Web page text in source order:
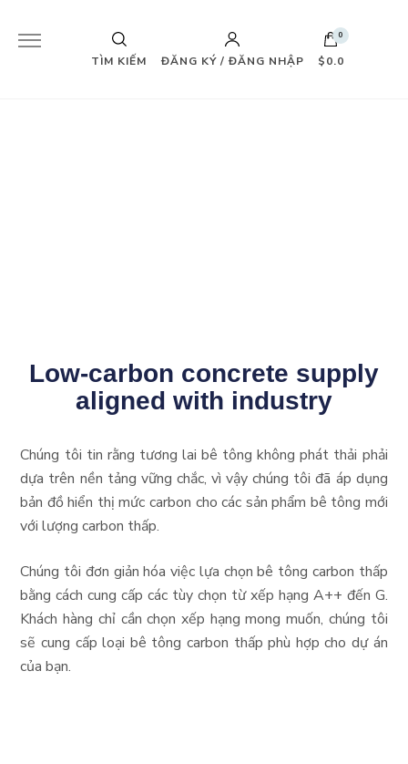
TÌM KIẾM ĐĂNG KÝ / ĐĂNG NHẬP
0
$0.0
Low-carbon concrete supply
aligned with industry
Chúng tôi tin rằng tương lai bê tông không phát thải phải
dựa trên nền tảng vững chắc, vì vậy chúng tôi đã áp dụng
bản đồ hiển thị mức carbon cho các sản phẩm bê tông mới
với lượng carbon thấp.
Chúng tôi đơn giản hóa việc lựa chọn bê tông carbon thấp
bằng cách cung cấp các tùy chọn từ xếp hạng A++ đến G.
Khách hàng chỉ cần chọn xếp hạng mong muốn, chúng tôi
sẽ cung cấp loại bê tông carbon thấp phù hợp cho dự án
của bạn.